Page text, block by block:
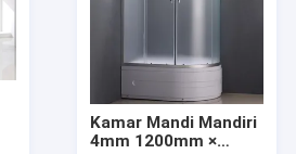
Kamar Mandi Mandiri
4mm 1200mm ×